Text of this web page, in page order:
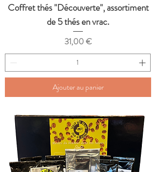
Coffret thés "Découverte", assortiment
de 5 thés en vrac.
Prix
31,00 €
Ajouter au panier